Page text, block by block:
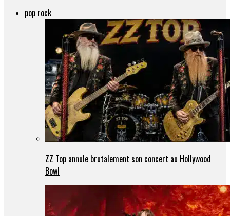
pop rock
ZZ Top annule brutalement son concert au Hollywood
Bowl